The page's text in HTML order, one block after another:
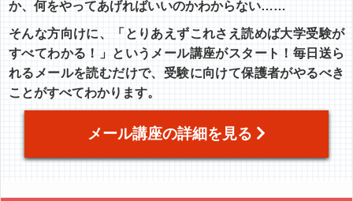
か、何をやってあげればいいのかわからない……
そんな方向けに、「とりあえずこれさえ読めば大学受験が
すべてわかる！」というメール講座がスタート！毎日送ら
れるメールを読むだけで、受験に向けて保護者がやるべき
ことがすべてわかります。
メール講座の詳細を見る